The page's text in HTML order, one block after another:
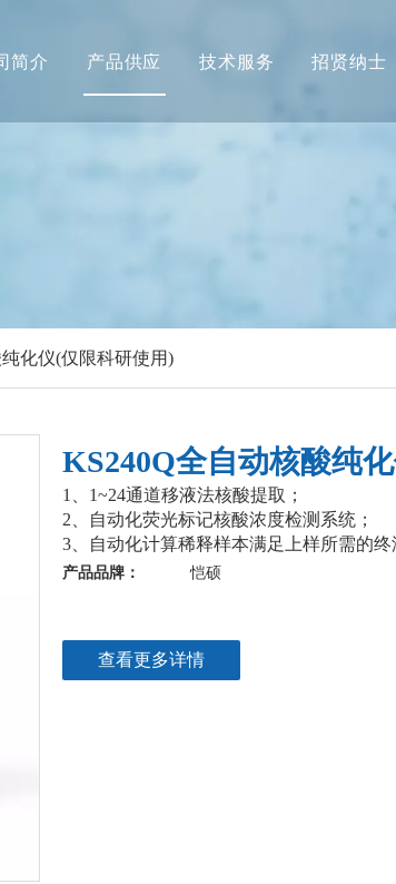
简介 产品供应 技术服务 招贤纳士
化仪(仅限科研使用)
KS240Q全自动核酸纯
1、1~24通道移液法核酸提取；
2、自动化荧光标记核酸浓度检测系统；
3、自动化计算稀释样本满足上样所需的终
产品品牌： 恺硕
查看更多详情